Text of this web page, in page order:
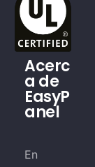
Acerc
a de
EasyP
anel
En